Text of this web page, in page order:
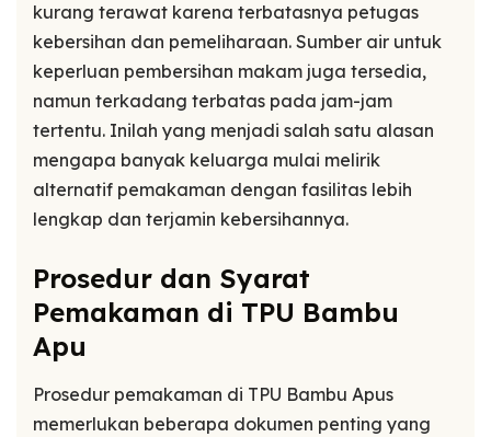
kurang terawat karena terbatasnya petugas
kebersihan dan pemeliharaan. Sumber air untuk
keperluan pembersihan makam juga tersedia,
namun terkadang terbatas pada jam-jam
tertentu. Inilah yang menjadi salah satu alasan
mengapa banyak keluarga mulai melirik
alternatif pemakaman dengan fasilitas lebih
lengkap dan terjamin kebersihannya.
Prosedur dan Syarat
Pemakaman di TPU Bambu
Apu
Prosedur pemakaman di TPU Bambu Apus
memerlukan beberapa dokumen penting yang